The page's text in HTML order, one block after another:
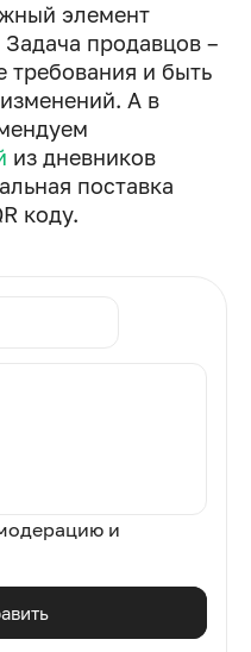
элемент
продавцов –
и быть
А в
из дневников
поставка
коду.
и